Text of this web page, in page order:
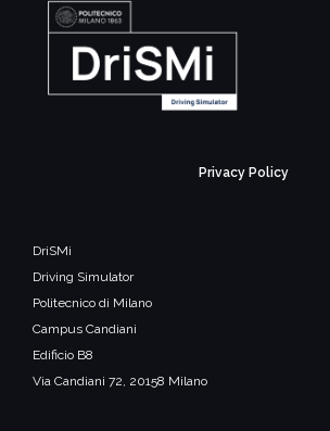
Privacy Policy
DriSMi
Driving Simulator
Politecnico di Milano
Campus Candiani
Edificio B8
Via Candiani 72, 20158 Milano